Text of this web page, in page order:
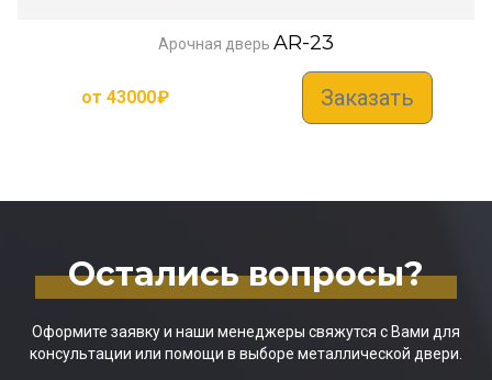
Арочная дверь AR-23
от 43000₽ Заказать
Остались вопросы?
Оформите заявку и наши менеджеры свяжутся с Вами для
консультации или помощи в выборе металлической двери.